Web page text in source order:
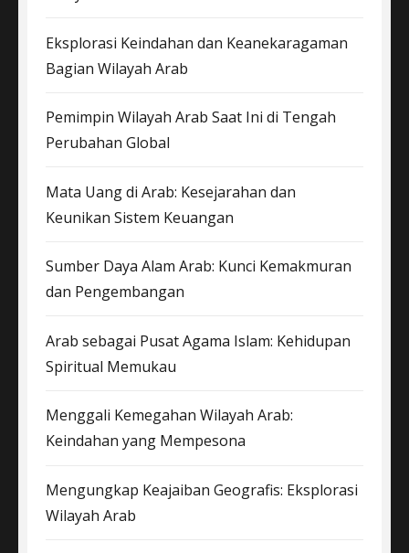
Eksplorasi Keindahan dan Keanekaragaman
Bagian Wilayah Arab
Pemimpin Wilayah Arab Saat Ini di Tengah
Perubahan Global
Mata Uang di Arab: Kesejarahan dan
Keunikan Sistem Keuangan
Sumber Daya Alam Arab: Kunci Kemakmuran
dan Pengembangan
Arab sebagai Pusat Agama Islam: Kehidupan
Spiritual Memukau
Menggali Kemegahan Wilayah Arab:
Keindahan yang Mempesona
Mengungkap Keajaiban Geografis: Eksplorasi
Wilayah Arab